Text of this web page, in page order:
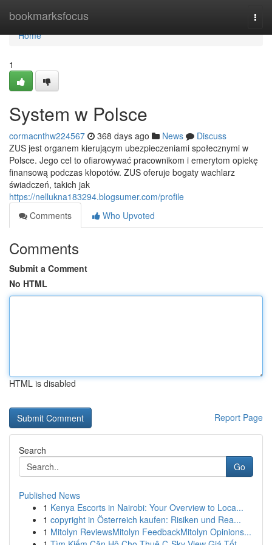
bookmarksfocus
Home
Home
1
System w Polsce
cormacnthw224567 368 days ago News
Discuss
ZUS jest organem kierującym ubezpieczeniami społecznymi w
Polsce. Jego cel to ofiarowywać pracownikom i emerytom opiekę
finansową podczas kłopotów. ZUS oferuje bogaty wachlarz
świadczeń, takich jak
https://nellukna183294.blogsumer.com/profile
Comments
Who Upvoted
Comments
Submit a Comment
No HTML
HTML is disabled
Report Page
Search
Go
Published News
1 Kenya Escorts in Nairobi: Your Overview to Loca...
1 copyright in Österreich kaufen: Risiken und Rea...
1 Mitolyn ReviewsMitolyn FeedbackMitolyn Opinions...